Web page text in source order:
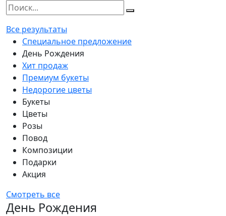
Все результаты
Специальное предложение
День Рождения
Хит продаж
Премиум букеты
Недорогие цветы
Букеты
Цветы
Розы
Повод
Композиции
Подарки
Акция
Смотреть все
День Рождения